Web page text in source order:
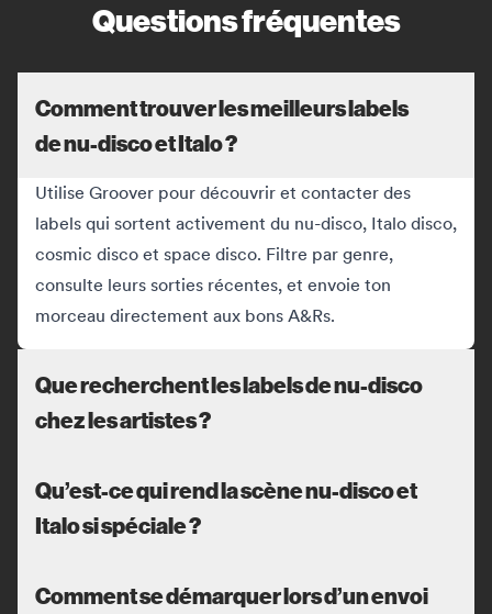
Questions fréquentes
Comment trouver les meilleurs labels
de nu-disco et Italo ?
Utilise Groover pour découvrir et contacter des
labels qui sortent activement du nu-disco, Italo disco,
cosmic disco et space disco. Filtre par genre,
consulte leurs sorties récentes, et envoie ton
morceau directement aux bons A&Rs.
Que recherchent les labels de nu-disco
chez les artistes ?
Qu’est-ce qui rend la scène nu-disco et
Italo si spéciale ?
Comment se démarquer lors d’un envoi